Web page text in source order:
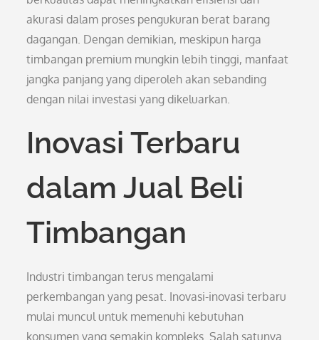
akurasi dalam proses pengukuran berat barang
dagangan. Dengan demikian, meskipun harga
timbangan premium mungkin lebih tinggi, manfaat
jangka panjang yang diperoleh akan sebanding
dengan nilai investasi yang dikeluarkan.
Inovasi Terbaru
dalam Jual Beli
Timbangan
Industri timbangan terus mengalami
perkembangan yang pesat. Inovasi-inovasi terbaru
mulai muncul untuk memenuhi kebutuhan
konsumen yang semakin kompleks. Salah satunya